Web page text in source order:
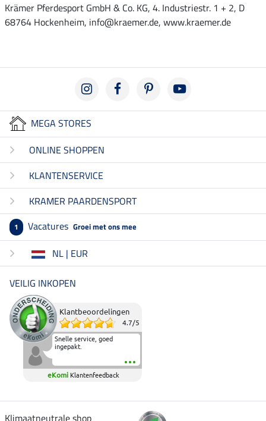
Krämer Pferdesport GmbH & Co. KG, 4. Industriestr. 1 + 2, D
68764 Hockenheim, info@kraemer.de, www.kraemer.de
MEGA STORES
ONLINE SHOPPEN
KLANTENSERVICE
KRAMER PAARDENSPORT
1 Vacatures Groei met ons mee
NL | EUR
VEILIG INKOPEN
Klantbeoordelingen
4.7/5
Snelle service, goed
ingepakt.
eKomi Klantenfeedback
Klimaatneutrale shop